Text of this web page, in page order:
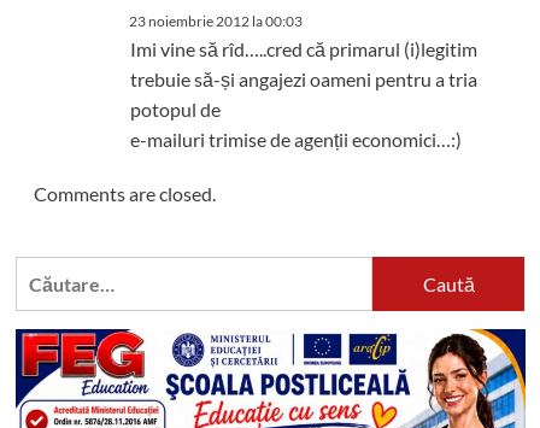
23 noiembrie 2012 la 00:03
Imi vine să rîd…..cred că primarul (i)legitim
trebuie să-și angajezi oameni pentru a tria
potopul de
e-mailuri trimise de agenții economici…:)
Comments are closed.
Caută